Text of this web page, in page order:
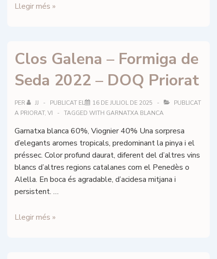
Conreria
Primera
Vinya
2022
DOQ
Priorat
Llegir més »
Clos Galena – Formiga de
Seda 2022 – DOQ Priorat
PER JJ PUBLICAT EL 16 DE JULIOL DE 2025
PUBLICAT
A PRIORAT, VI TAGGED WITH GARNATXA BLANCA
Garnatxa blanca 60%, Viognier 40% Una sorpresa
d’elegants aromes tropicals, predominant la pinya i el
préssec. Color profund daurat, diferent del d’altres vins
blancs d’altres regions catalanes com el Penedès o
Alella. En boca és agradable, d’acidesa mitjana i
persistent. …
Clos
Llegir més »